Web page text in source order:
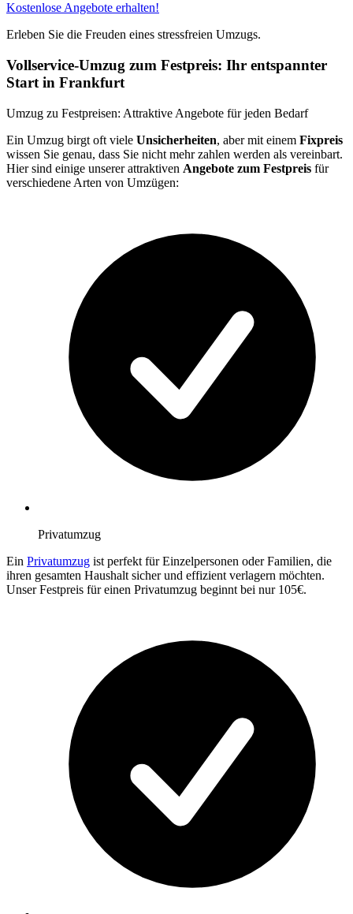
Kostenlose Angebote erhalten!
Erleben Sie die Freuden eines stressfreien Umzugs.
Vollservice-Umzug zum Festpreis: Ihr entspannter
Start in Frankfurt
Umzug zu Festpreisen: Attraktive Angebote für jeden Bedarf
Ein Umzug birgt oft viele Unsicherheiten, aber mit einem Fixpreis
wissen Sie genau, dass Sie nicht mehr zahlen werden als vereinbart.
Hier sind einige unserer attraktiven Angebote zum Festpreis für
verschiedene Arten von Umzügen:
Privatumzug
Ein Privatumzug ist perfekt für Einzelpersonen oder Familien, die
ihren gesamten Haushalt sicher und effizient verlagern möchten.
Unser Festpreis für einen Privatumzug beginnt bei nur 105€.